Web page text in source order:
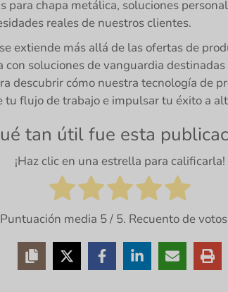
chapa metálica, soluciones
reales de nuestros clientes.
extiende más allá de las ofertas de
soluciones de vanguardia
descubrir cómo nuestra tecnología de
flujo de trabajo e impulsar tu éxito a
tan útil fue esta
¡Haz clic en una estrella para calificarla!
Puntuación media 5/ 5. Recuento de